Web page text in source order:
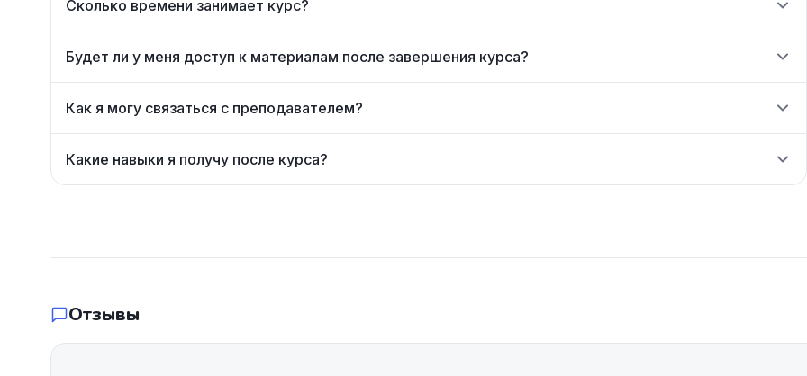
Сколько времени занимает курс?
Будет ли у меня доступ к материалам после завершения курса?
Как я могу связаться с преподавателем?
Какие навыки я получу после курса?
Отзывы